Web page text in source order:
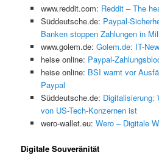
www.reddit.com: Reddit – The
Süddeutsche.de: Paypal-
Banken stoppen Zahlungen in
www.golem.de: Golem.de: IT-
heise online: Paypal-
heise online: BSI warnt vor
Paypal
Süddeutsche.de: Digitalisierung:
von US-Tech-Konzernen ist
wero-wallet.eu: Wero – Digitale
Digitale Souveränität